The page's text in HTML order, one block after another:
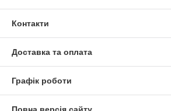
Контакти
Доставка та оплата
Графік роботи